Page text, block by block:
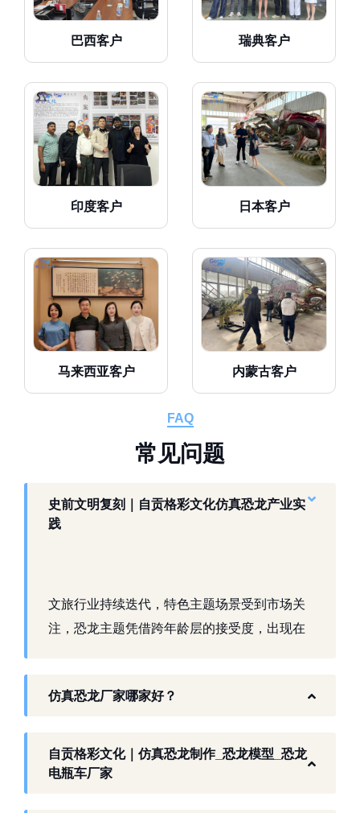
巴西客户 瑞典客户
印度客户 日本客户
马来西亚客户 内蒙古客户
FAQ
常 见问题
史前文明复刻｜自贡格彩文化仿真恐龙产业实
践
文旅行业持续迭代，特色主题场景受到市场关
注，恐龙主题凭借跨年龄层的接受度，出现在
生态。自贡格彩文化艺术有限公司扎根本地产
以工厂生产能力，为各地客户提供史前主题相
关产品与服务。
仿真恐龙厂家哪家好？
自贡格彩文化｜仿真恐龙制作_恐龙模型_恐龙
电瓶车厂家